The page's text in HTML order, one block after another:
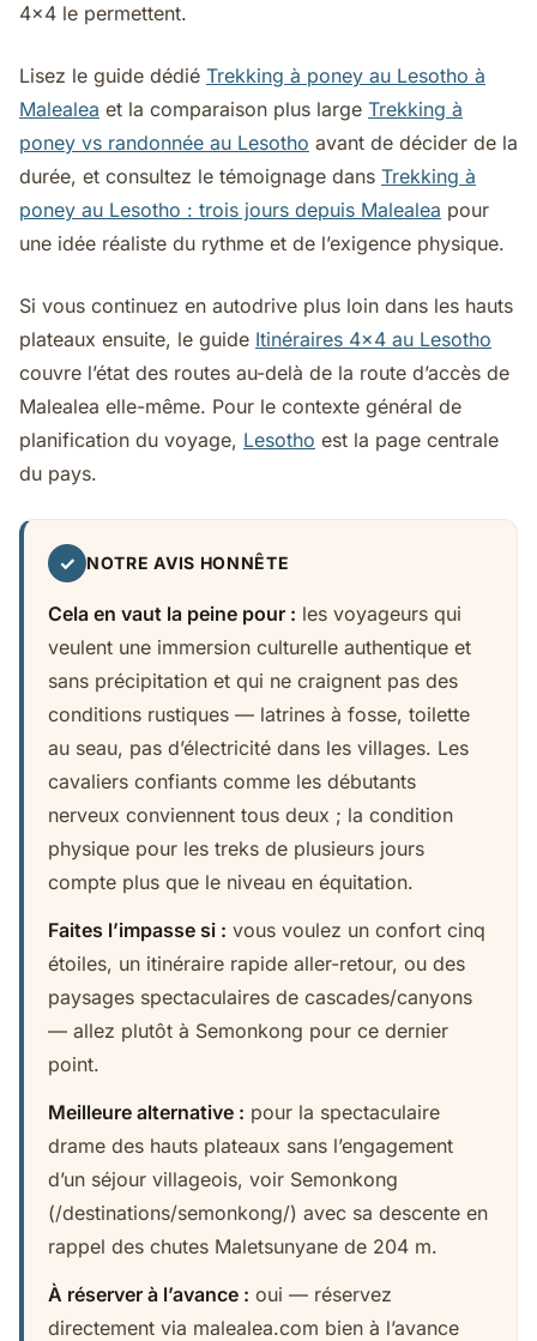
4x4 le permettent.
Lisez le guide dédié Trekking à poney au Lesotho à
Malealea et la comparaison plus large Trekking à
poney vs randonnée au Lesotho avant de décider de la
durée, et consultez le témoignage dans Trekking à
poney au Lesotho : trois jours depuis Malealea pour
une idée réaliste du rythme et de l’exigence physique.
Si vous continuez en autodrive plus loin dans les hauts
plateaux ensuite, le guide Itinéraires 4x4 au Lesotho
couvre l’état des routes au-delà de la route d’accès de
Malealea elle-même. Pour le contexte général de
planification du voyage, Lesotho est la page centrale
du pays.
✓ NOTRE AVIS HONNÊTE
Cela en vaut la peine pour : les voyageurs qui
veulent une immersion culturelle authentique et
sans précipitation et qui ne craignent pas des
conditions rustiques — latrines à fosse, toilette
au seau, pas d’électricité dans les villages. Les
cavaliers confiants comme les débutants
nerveux conviennent tous deux ; la condition
physique pour les treks de plusieurs jours
compte plus que le niveau en équitation.
Faites l’impasse si : vous voulez un confort cinq
étoiles, un itinéraire rapide aller-retour, ou des
paysages spectaculaires de cascades/canyons
— allez plutôt à Semonkong pour ce dernier
point.
Meilleure alternative : pour la spectaculaire
drame des hauts plateaux sans l’engagement
d’un séjour villageois, voir Semonkong
(/destinations/semonkong/) avec sa descente en
rappel des chutes Maletsunyane de 204 m.
À réserver à l’avance : oui — réservez
directement via malealea.com bien à l’avance